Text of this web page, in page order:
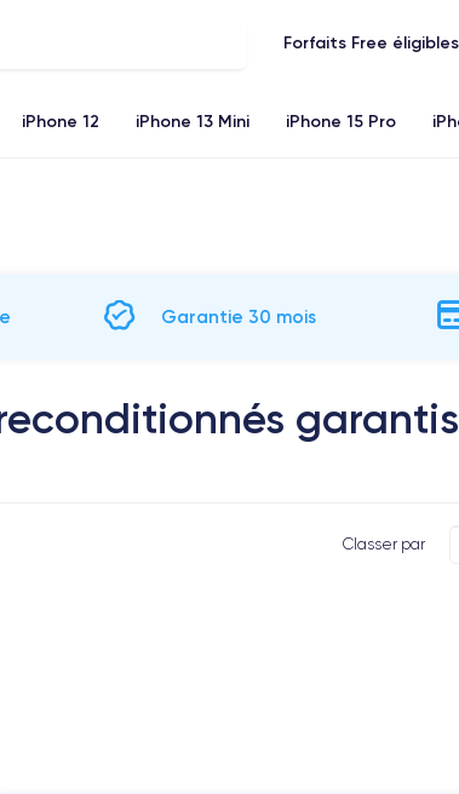
Forfaits Free éligibles
iPhone 12 iPhone 13 Mini iPhone 15 Pro
Garantie 30 mois
Classer par